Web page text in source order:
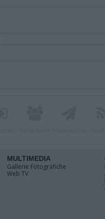
MULTIMEDIA
Gallerie Fotografiche
Web TV